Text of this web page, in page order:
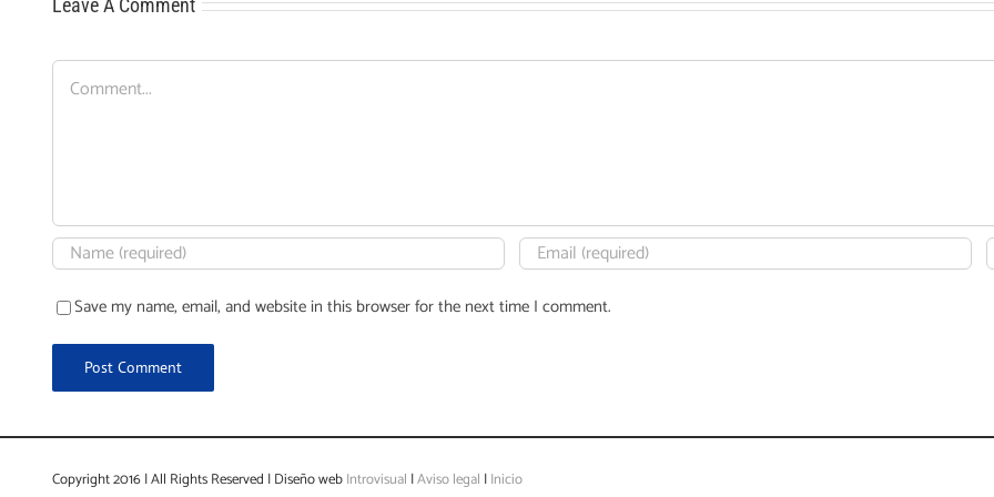
Leave A Comment
Comment
Save my name, email, and website in this browser for the next time I comment.
Copyright 2016 | All Rights Reserved | Diseño webIntrovisual |Aviso legal |Inicio